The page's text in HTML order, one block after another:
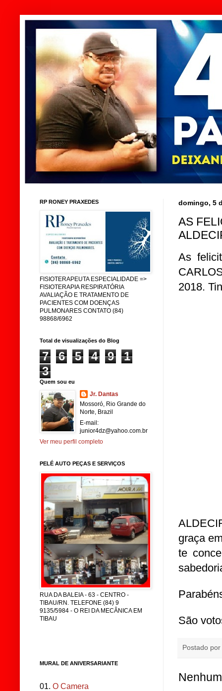
domingo, 5
AS
As
2018.
graça
te
São
Postado por
RP RONEY PRAXEDES
FISIOTERAPEUTA ESPECIALIDADE =>
FISIOTERAPIA RESPIRATÓRIA
AVALIAÇÃO E TRATAMENTO DE
PACIENTES COM DOENÇAS
PULMONARES CONTATO (84)
98868/6962
Total de visualizações do Blog
7 6 5 4 9
1
3
Quem sou eu
Jr. Dantas
Mossoró, Rio Grande do
Norte, Brazil
E-mail:
junior4dz@yahoo.com.br
Ver meu perfil completo
PELÉ AUTO PEÇAS E SERVIÇOS
RUA DA BALEIA - 63 - CENTRO -
TIBAU/RN. TELEFONE (84) 9
9135/5984 - O REI DA MECÂNICA EM
TIBAU
MURAL DE ANIVERSARIANTE
01. O Camera